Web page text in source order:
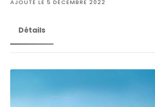
AJOUTÉ LE 5 DÉCEMBRE 2022
Détails